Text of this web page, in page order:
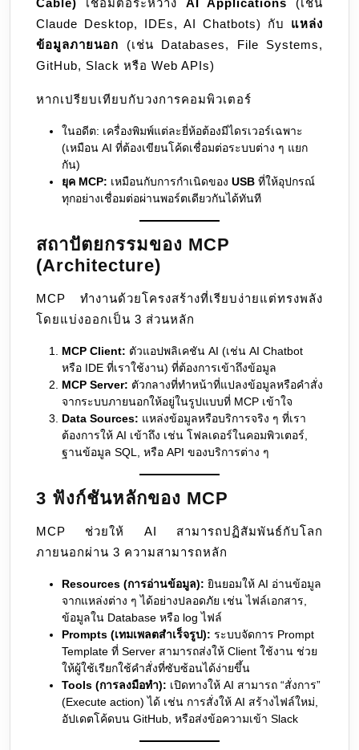
Cable) เชื่อมต่อระหว่าง AI Applications (เช่น
Claude Desktop, IDEs, AI Chatbots) กับ แหล่ง
ข้อมูลภายนอก (เช่น Databases, File Systems,
GitHub, Slack หรือ Web APIs)
หากเปรียบเทียบกับวงการคอมพิวเตอร์
ในอดีต: เครื่องพิมพ์แต่ละยี่ห้อต้องมีไดรเวอร์เฉพาะ
(เหมือน AI ที่ต้องเขียนโค้ดเชื่อมต่อระบบต่าง ๆ แยก
กัน)
ยุค MCP: เหมือนกับการกำเนิดของ USB ที่ให้อุปกรณ์
ทุกอย่างเชื่อมต่อผ่านพอร์ตเดียวกันได้ทันที
สถาปัตยกรรมของ MCP
(Architecture)
MCP ทำงานด้วยโครงสร้างที่เรียบง่ายแต่ทรงพลัง
โดยแบ่งออกเป็น 3 ส่วนหลัก
MCP Client: ตัวแอปพลิเคชัน AI (เช่น AI Chatbot
หรือ IDE ที่เราใช้งาน) ที่ต้องการเข้าถึงข้อมูล
MCP Server: ตัวกลางที่ทำหน้าที่แปลงข้อมูลหรือคำสั่ง
จากระบบภายนอกให้อยู่ในรูปแบบที่ MCP เข้าใจ
Data Sources: แหล่งข้อมูลหรือบริการจริง ๆ ที่เรา
ต้องการให้ AI เข้าถึง เช่น โฟลเดอร์ในคอมพิวเตอร์,
ฐานข้อมูล SQL, หรือ API ของบริการต่าง ๆ
3 ฟังก์ชันหลักของ MCP
MCP ช่วยให้ AI สามารถปฏิสัมพันธ์กับโลก
ภายนอกผ่าน 3 ความสามารถหลัก
Resources (การอ่านข้อมูล): ยินยอมให้ AI อ่านข้อมูล
จากแหล่งต่าง ๆ ได้อย่างปลอดภัย เช่น ไฟล์เอกสาร,
ข้อมูลใน Database หรือ log ไฟล์
Prompts (เทมเพลตสำเร็จรูป): ระบบจัดการ Prompt
Template ที่ Server สามารถส่งให้ Client ใช้งาน ช่วย
ให้ผู้ใช้เรียกใช้คำสั่งที่ซับซ้อนได้ง่ายขึ้น
Tools (การลงมือทำ): เปิดทางให้ AI สามารถ “สั่งการ”
(Execute action) ได้ เช่น การสั่งให้ AI สร้างไฟล์ใหม่,
อัปเดตโค้ดบน GitHub, หรือส่งข้อความเข้า Slack